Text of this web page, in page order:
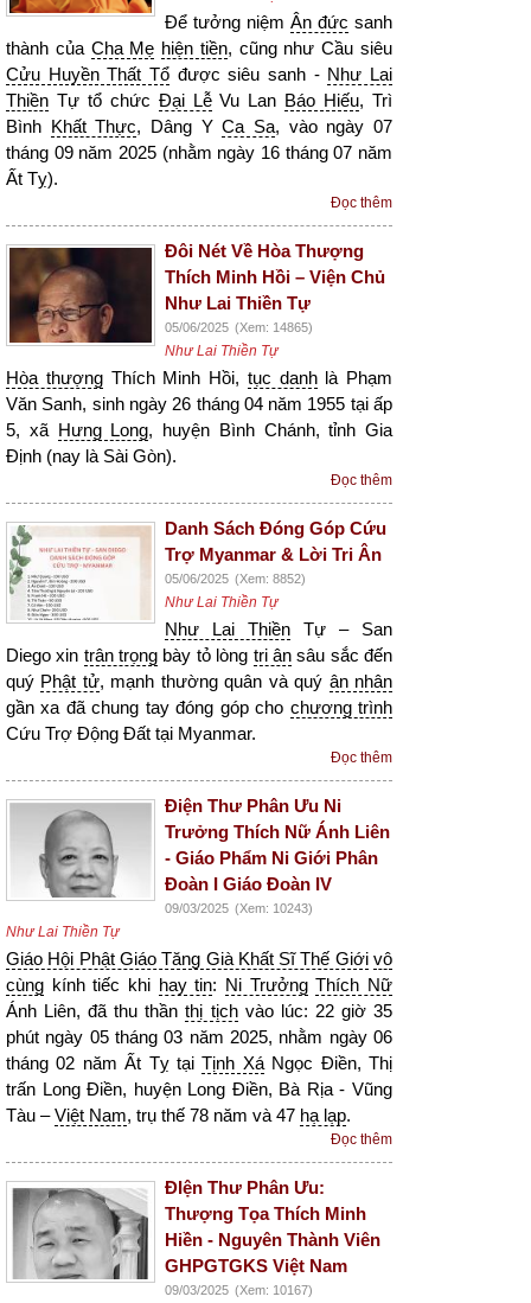
Để tưởng niệm Ân đức sanh
thành của Cha Mẹ hiện tiền, cũng như Cầu siêu
Cửu Huyền Thất Tổ được siêu sanh - Như Lai
Thiền Tự tổ chức Đại LễVu Lan Báo Hiếu, Trì
Bình Khất Thực, Dâng YCa Sa, vào ngày 07
tháng 09 năm 2025 (nhằm ngày 16 tháng 07 năm
Ất Tỵ).
Đọc thêm
Đôi Nét Về Hòa Thượng
Thích Minh Hồi – Viện Chủ
Như Lai Thiền Tự
05/06/2025 (Xem: 14865)
Như Lai Thiền Tự
Hòa thượngThích Minh Hồi, tục danhlà Phạm
Văn Sanh, sinh ngày 26 tháng 04 năm 1955 tại ấp
5, xã Hưng Long, huyện Bình Chánh, tỉnh Gia
Định (nay là Sài Gòn).
Đọc thêm
Danh Sách Đóng Góp Cứu
Trợ Myanmar & Lời Tri Ân
05/06/2025 (Xem: 8852)
Như Lai Thiền Tự
Như Lai Thiền Tự – San
Diego xin trân trọng bày tỏ lòng tri ânsâu sắc đến
quý Phật tử, mạnh thường quân và quý ân nhân
gần xa đã chung tay đóng góp cho chương trình
Cứu Trợ Động Đất tại Myanmar.
Đọc thêm
Điện Thư Phân Ưu Ni
Trưởng Thích Nữ Ánh Liên
- Giáo Phẩm Ni Giới Phân
Đoàn I Giáo Đoàn IV
09/03/2025 (Xem: 10243)
Như Lai Thiền Tự
Giáo Hội Phật Giáo Tăng Già Khất Sĩ Thế Giới vô
cùng kính tiếc khi hay tin: Ni Trưởng Thích Nữ
Ánh Liên, đã thu thầnthị tịchvào lúc: 22 giờ 35
phút ngày 05 tháng 03 năm 2025, nhằm ngày 06
tháng 02 năm Ất Tỵ tạiTịnh XáNgọc Điền, Thị
trấn Long Điền, huyện Long Điền, Bà Rịa - Vũng
Tàu –Việt Nam, trụ thế 78 năm và 47 hạ lạp.
Đọc thêm
ĐIện Thư Phân Ưu:
Thượng Tọa Thích Minh
Hiền - Nguyên Thành Viên
GHPGTGKS Việt Nam
09/03/2025 (Xem: 10167)